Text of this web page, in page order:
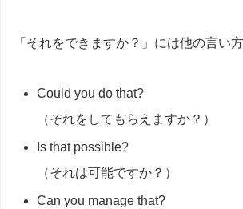
「それをできますか？」には他の言い
Could you do that?
（それをしてもらえますか？）
Is that possible?
（それは可能ですか？）
Can you manage that?